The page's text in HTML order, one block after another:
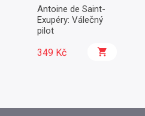
Antoine de Saint-
Exupéry: Válečný
pilot
349 Kč